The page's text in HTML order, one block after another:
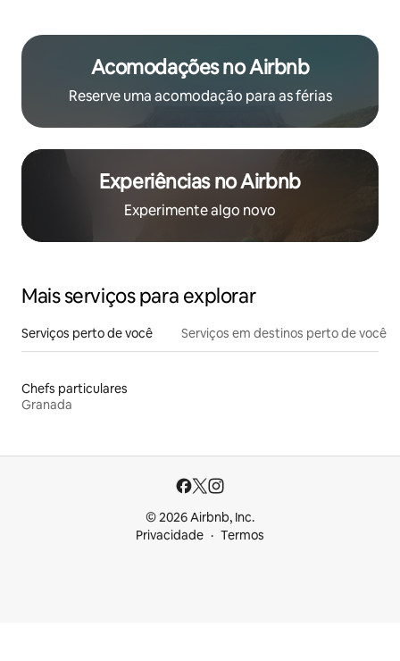
Acomodações no Airbnb
Reserve uma acomodação para as férias
Experiências no Airbnb
Experimente algo novo
Mais serviços para explorar
Serviços perto de você Serviços em destinos perto de você
Chefs particulares
Granada
© 2026 Airbnb, Inc.
Privacidade
Termos